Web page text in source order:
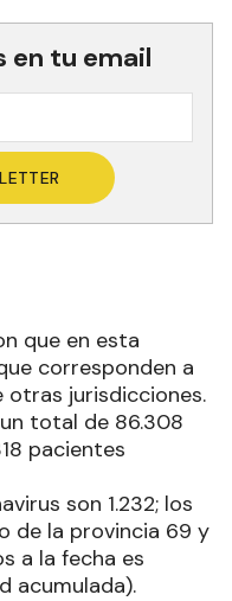
en tu email
que en esta
corresponden a
otras jurisdicciones.
total de 86.308
pacientes
son 1.232; los
de la provincia 69 y
a la fecha es
acumulada).